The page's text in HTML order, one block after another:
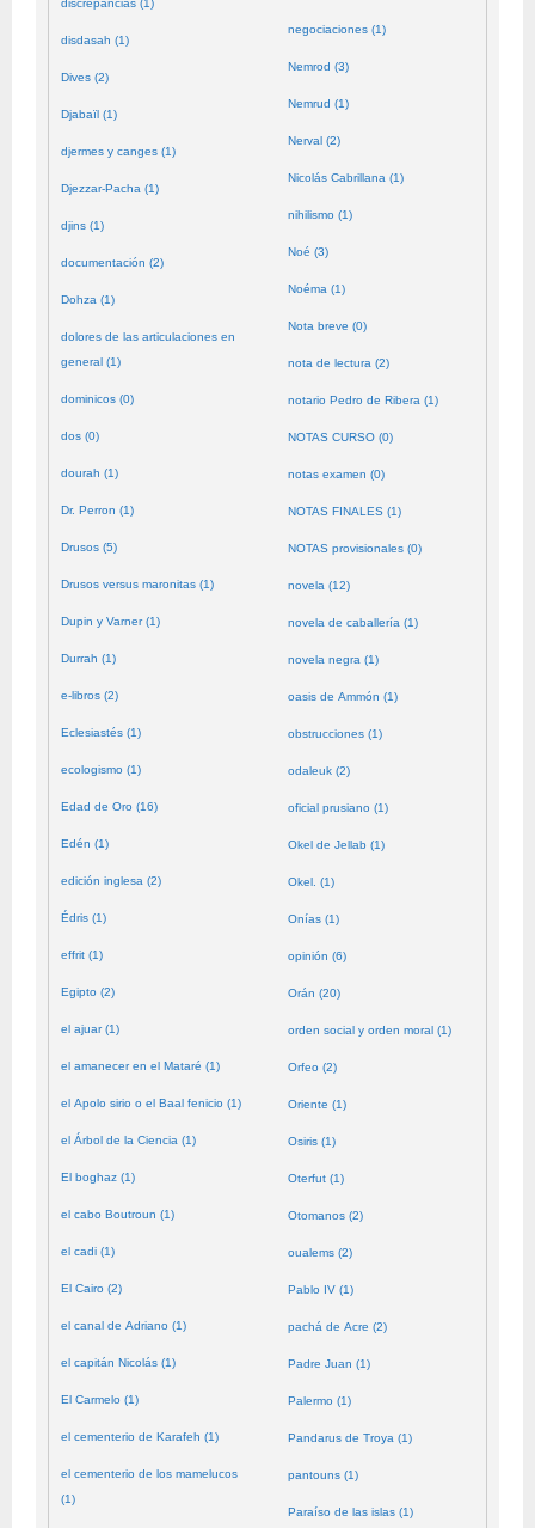
discrepancias (1)
disdasah (1)
Dives (2)
Djabaïl (1)
djermes y canges (1)
Djezzar-Pacha (1)
djins (1)
documentación (2)
Dohza (1)
dolores de las articulaciones en
general (1)
dominicos (0)
dos (0)
dourah (1)
Dr. Perron (1)
Drusos (5)
Drusos versus maronitas (1)
Dupin y Varner (1)
Durrah (1)
e-libros (2)
Eclesiastés (1)
ecologismo (1)
Edad de Oro (16)
Edén (1)
edición inglesa (2)
Édris (1)
effrit (1)
Egipto (2)
el ajuar (1)
el amanecer en el Mataré (1)
el Apolo sirio o el Baal fenicio (1)
el Árbol de la Ciencia (1)
El boghaz (1)
el cabo Boutroun (1)
el cadi (1)
El Cairo (2)
el canal de Adriano (1)
el capitán Nicolás (1)
El Carmelo (1)
el cementerio de Karafeh (1)
el cementerio de los mamelucos
(1)
negociaciones (1)
Nemrod (3)
Nemrud (1)
Nerval (2)
Nicolás Cabrillana (1)
nihilismo (1)
Noé (3)
Noéma (1)
Nota breve (0)
nota de lectura (2)
notario Pedro de Ribera (1)
NOTAS CURSO (0)
notas examen (0)
NOTAS FINALES (1)
NOTAS provisionales (0)
novela (12)
novela de caballería (1)
novela negra (1)
oasis de Ammón (1)
obstrucciones (1)
odaleuk (2)
oficial prusiano (1)
Okel de Jellab (1)
Okel. (1)
Onías (1)
opinión (6)
Orán (20)
orden social y orden moral (1)
Orfeo (2)
Oriente (1)
Osiris (1)
Oterfut (1)
Otomanos (2)
oualems (2)
Pablo IV (1)
pachá de Acre (2)
Padre Juan (1)
Palermo (1)
Pandarus de Troya (1)
pantouns (1)
Paraíso de las islas (1)